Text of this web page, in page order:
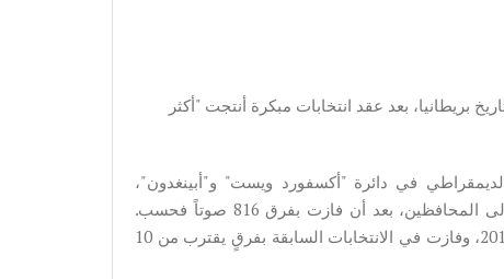
بريطانيا، بعد عقد انتخابات مبكرة أنتجت "أكثر
في دائرة "أكسفورد ويست" و"أبينغدون"،
منافستها نيكولا بلاكوود، وزيرة الصحة السابقة التي تنتمي إلى المحافظين، بعد أن فازت بفرق 816 صوتاً فحسب.
واحتفظت نيكولا بمقعد مجلس العموم عن الدائرة منذ عام 2010، وفازت في الانتخابات السابقة بفرقٍ يقترب من 10